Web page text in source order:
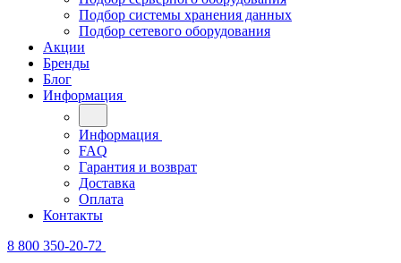
Подбор системы хранения данных
Подбор сетевого оборудования
Акции
Бренды
Блог
Информация
Информация
FAQ
Гарантия и возврат
Доставка
Оплата
Контакты
8 800 350-20-72